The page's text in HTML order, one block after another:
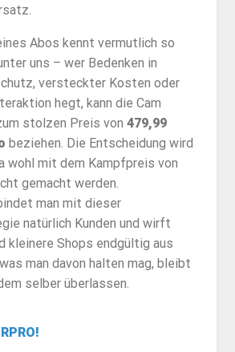
Abos kennt vermutlich so
uns – wer Bedenken in
versteckter Kosten oder
hegt, kann die Cam
stolzen Preis von 479,99
beziehen. Die Entscheidung wird
wohl mit dem Kampfpreis von
gemacht werden.
man mit dieser
natürlich Kunden und wirft
kleinere Shops endgültig aus
man davon halten mag, bleibt
selber überlassen.